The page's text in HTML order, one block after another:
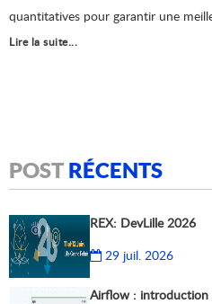
quantitatives pour garantir une
Lire la suite...
POST RÉCENTS
REX: DevLille 2026
29 juil. 2026
Airflow : introduction